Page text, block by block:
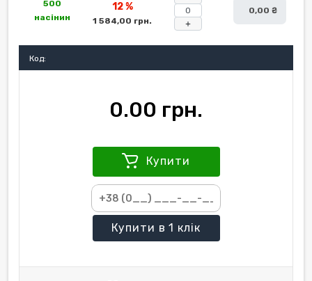
500
насінин
12 %
1 584,00 грн. +
0,00 ₴
Код:
0.00 грн.
Купити
Купити в 1 клік